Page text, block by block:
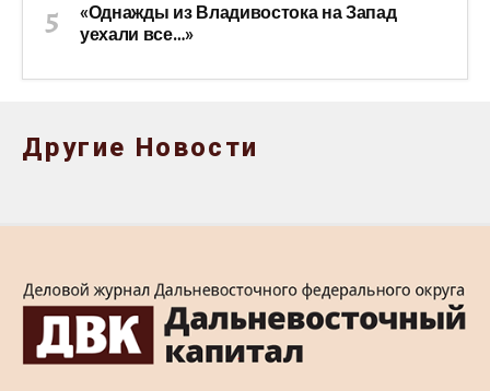
«Однажды из Владивостока на Запад
уехали все…»
Другие Новости